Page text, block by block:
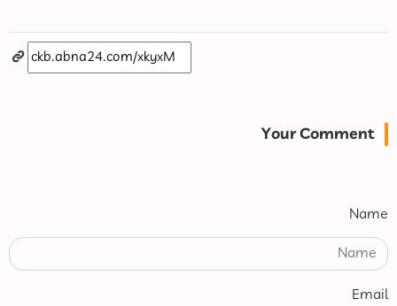
Your Comment
Name
Email